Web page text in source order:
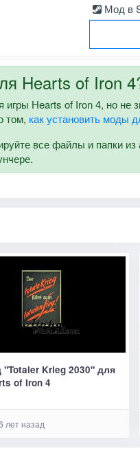
Мод в
Hearts of Iron
Hearts of Iron 4, но не
том, как установить моды
все файлы и папки
Krieg 2030" для
of Iron 4
лет назад